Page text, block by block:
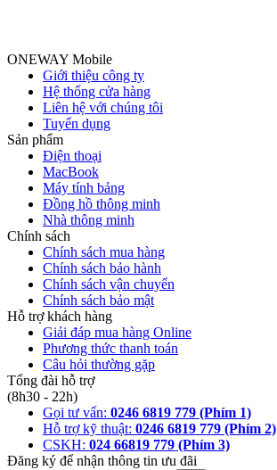
ONEWAY Mobile
Giới thiệu công ty
Hệ thống cửa hàng
Liên hệ với chúng tôi
Tuyển dụng
Sản phẩm
Điện thoại
MacBook
Máy tính bảng
Đồng hồ thông minh
Nhà thông minh
Chính sách
Chính sách mua hàng
Chính sách bảo hành
Chính sách vận chuyển
Chính sách bảo mật
Hỗ trợ khách hàng
Giải đáp mua hàng Online
Phương thức thanh toán
Câu hỏi thường gặp
Tổng đài hỗ trợ
(8h30 - 22h)
Gọi tư vấn: 0246 6819 779 (Phím 1)
Hỗ trợ kỹ thuật: 0246 6819 779 (Phím 2)
CSKH: 024 66819 779 (Phím 3)
Đăng ký để nhận thông tin ưu đãi